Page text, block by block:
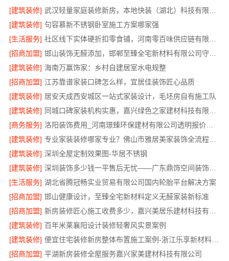
[建筑装修]
[建筑装修] 句容慕新不锈钢卧室施工方案哪家强
[生活服务]
[招商加盟]
邯山装饰无醛添加，邯郸至臻全宅新材料有限公司守护家人健康
[建筑装修] 海南万赢饰家：乡村自建居室水电规整
[招商加盟] 江苏靠谱家装口碑怎么样，宜居佳装饰匠心品质
[建筑装修] 居安天成西安城区一站式家装设计，毛坯房自有施工队
[建筑装修]
[商务服务]
洛阳装饰费用_河南璟臻环保建材有限公司透明报价无隐形消费
[建筑装修]
专业家装装修哪家专业？佛山市雅居美家装饰全流程标准化管控
[建筑装修] 深圳全屋定制效果图-华居不锈钢
[建筑装修]
深圳装饰多少钱一平售后无忧——广东鼎饰空间装饰工程有限公司
[生活服务] 湖北省腾冠畅实业贸易有限公司国内轮胎平台解决方案
[招商加盟] 邯山健康设计，至臻全宅新材料定义无醛家装新标准
[招商加盟]
[建筑装修] 百年米莱襄阳设计装修轻奢风实景案例
[建筑装修]
便宜住宅装修新房整体布置施工案例-浙江乐享新材料有限公司
[招商加盟] 平湖新房装修全屋服务嘉兴家美建材科技有限公司